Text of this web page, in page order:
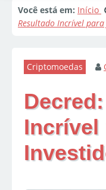
Você está em: Início
Resultado Incrível para
Criptomoedas
Incrível